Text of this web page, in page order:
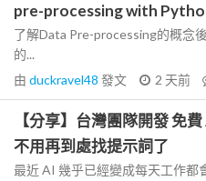
pre-processing with
了解Data Pre-processing的概念
的...
由 duckravel48 發文 2 天前
【分享】台灣團隊開發 免
不用再到處找提示詞了
最近 AI 幾乎已經變成每天工作都